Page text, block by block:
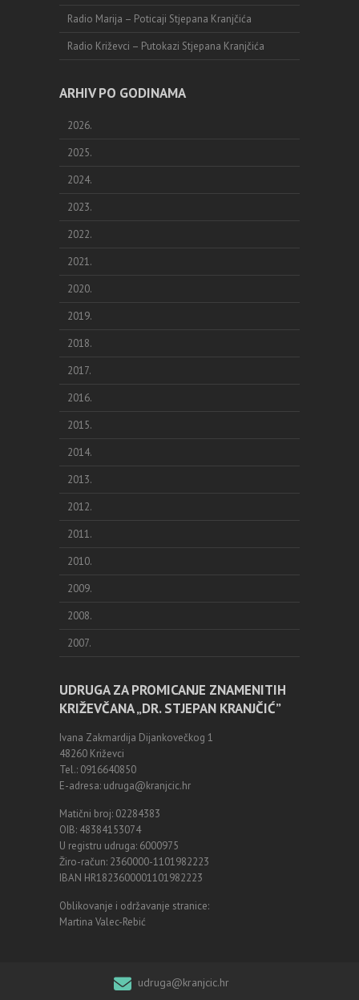
Radio Marija – Poticaji Stjepana Kranjčića
Radio Križevci – Putokazi Stjepana Kranjčića
ARHIV PO GODINAMA
2026.
2025.
2024.
2023.
2022.
2021.
2020.
2019.
2018.
2017.
2016.
2015.
2014.
2013.
2012.
2011.
2010.
2009.
2008.
2007.
UDRUGA ZA PROMICANJE ZNAMENITIH
KRIŽEVČANA „DR. STJEPAN KRANJČIĆ”
Ivana Zakmardija Dijankovečkog 1
48260 Križevci
Tel.: 0916640850
E-adresa: udruga@kranjcic.hr
Matični broj: 02284383
OIB: 48384153074
U registru udruga: 6000975
Žiro-račun: 2360000-1101982223
IBAN HR1823600001101982223
Oblikovanje i održavanje stranice:
Martina Valec-Rebić
udruga@kranjcic.hr